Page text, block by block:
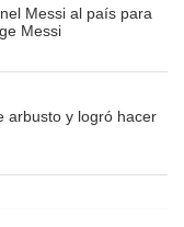
Messi al país para
Messi
arbusto y logró hacer